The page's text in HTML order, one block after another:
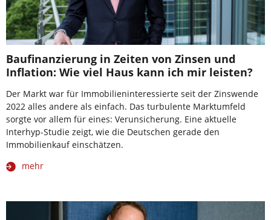
Baufinanzierung in Zeiten von Zinsen und
Inflation: Wie viel Haus kann ich mir leisten?
Der Markt war für Immobilieninteressierte seit der Zinswende
2022 alles andere als einfach. Das turbulente Marktumfeld
sorgte vor allem für eines: Verunsicherung. Eine aktuelle
Interhyp-Studie zeigt, wie die Deutschen gerade den
Immobilienkauf einschätzen.
mehr